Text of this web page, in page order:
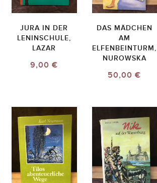
JURA IN DER
LENINSCHULE,
LAZAR
9,00 €
DAS MÄDCHEN
AM
ELFENBEINTURM,
NUROWSKA
50,00 €